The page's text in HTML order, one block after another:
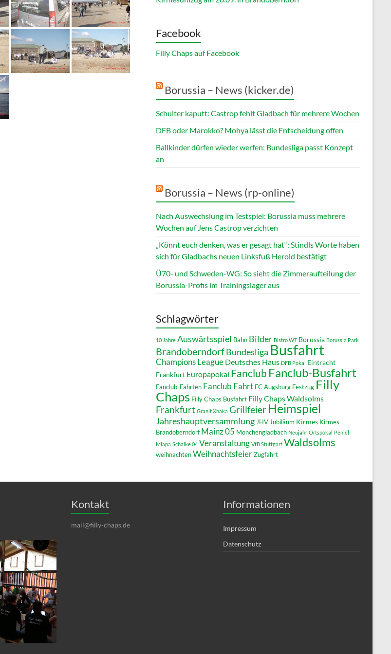
Facebook
Filly Chaps auf Facebook
Borussia – News (kicker.de)
Schulter kaputt: Castrop fehlt Gladbach für mehrere Wochen
DFB oder Marokko? Mohya lässt die Entscheidung offen
Ballkinder dürfen wieder werfen: Bundesliga passt Konzept
an
Borussia – News (rp-online)
Nach Auswechslung im Testspiel: Borussia muss mehrere
Wochen auf Jens Castrop verzichten
„Könnt euch denken, was er gesagt hat“: Stindls Worte haben
sich für Gladbachs neuen Linksfuß Herold bestätigt
Ü70- und Schweden-WG: So sieht die Zimmeraufteilung der
Borussia-Profis im Trainingslager aus
Schlagwörter
10 Jahre Auswärtsspiel Bahn Bilder Bistro WT Borussia Borussia Park
BrandoberndorfBundesliga Busfahrt
Champions League Deutsches Haus DFB Pokal Eintracht
Frankfurt Europapokal Fanclub Fanclub-Busfahrt
Fanclub-Fahrten Fanclub Fahrt FC Augsburg Festzug Filly
Chaps Filly Chaps Busfahrt Filly Chaps Waldsolms
Frankfurt Granit Xhaka Grillfeier Heimspiel
Jahreshauptversammlung JHV Jubiläum Kirmes Kirmes
Brandoberndorf Mainz 05 Mönchengladbach Neujahr Ortspokal Peniel
Mlapa Schalke 04 Veranstaltung VfB Stuttgart Waldsolms
weihnachtenWeihnachtsfeierZugfahrt
Kontakt
mail@filly-chaps.de
Informationen
Impressum
Datenschutz